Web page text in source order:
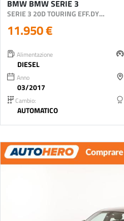
BMW BMW SERIE 3
SERIE 3 20D TOURING EFF.DYNAMICS BUSINESS ADVANTAGE AUTO T
11.950 €
Alimentazione
DIESEL
Anno
03/2017
Cambio:
AUTOMATICO